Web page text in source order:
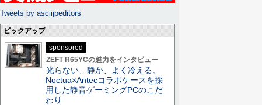
Tweets by asciijpeditors
ピックアップ
sponsored
ZEFT R65YCの魅力をインタビュー
光らない、静か、よく冷える。
Noctua×Antecコラボケースを採
用した静音ゲーミングPCのこだ
わり